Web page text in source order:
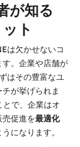
が知る
ト
は欠かせないコ
す。企業や店舗が
はその豊富なユ
チが挙げられま
で、企業はオ
促進を最適化
になります。